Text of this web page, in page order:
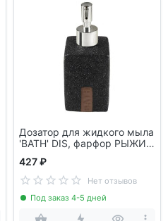
Дозатор для жидкого мыла
'BATH' DIS, фарфор РЫЖИЙ
427 ₽
Нет отзывов
Под заказ 4-5 дней